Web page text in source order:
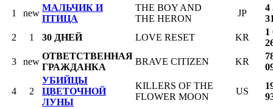
1
new
МАЛЬЧИК И
ПТИЦА
THE BOY AND
THE HERON
JP
4
2
1 30 ДНЕЙ LOVE RESET KR
1
3
new
ОТВЕТСТВЕННАЯ
ГРАЖДАНКА
BRAVE CITIZEN KR
4 2
УБИЙЦЫ
ЦВЕТОЧНОЙ
ЛУНЫ
KILLERS OF THE
FLOWER MOON
US